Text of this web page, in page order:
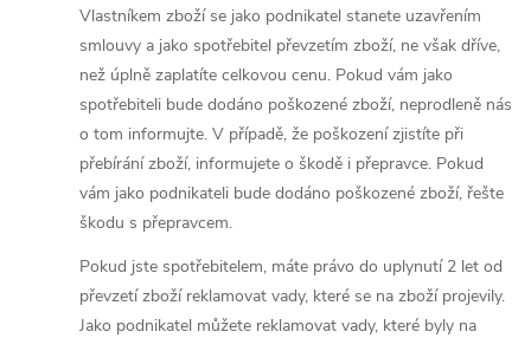
Vlastníkem zboží se jako podnikatel stanete uzavřením
smlouvy a jako spotřebitel převzetím zboží, ne však dříve,
než úplně zaplatíte celkovou cenu. Pokud vám jako
spotřebiteli bude dodáno poškozené zboží, neprodleně nás
o tom informujte. V případě, že poškození zjistíte při
přebírání zboží, informujete o škodě i přepravce. Pokud
vám jako podnikateli bude dodáno poškozené zboží, řešte
škodu s přepravcem.
Pokud jste spotřebitelem, máte právo do uplynutí 2 let od
převzetí zboží reklamovat vady, které se na zboží projevily.
Jako podnikatel můžete reklamovat vady, které byly na